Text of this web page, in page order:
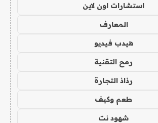
استشارات اون لاين
المعارف
هيدب فيديو
رمح التقنية
رذاذ التجارة
طعم وكيف
شهود نت